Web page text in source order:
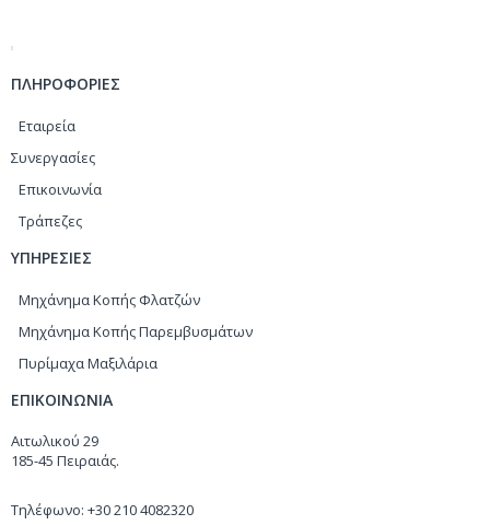
ΠΛΗΡΟΦΟΡΙΕΣ
Εταιρεία
Συνεργασίες
Επικοινωνία
Τράπεζες
ΥΠΗΡΕΣΙΕΣ
Μηχάνημα Κοπής Φλατζών
Μηχάνημα Κοπής Παρεμβυσμάτων
Πυρίμαχα Μαξιλάρια
ΕΠΙΚΟΙΝΩΝΙΑ
Αιτωλικού 29
185-45 Πειραιάς.
Τηλέφωνο: +30 210 4082320